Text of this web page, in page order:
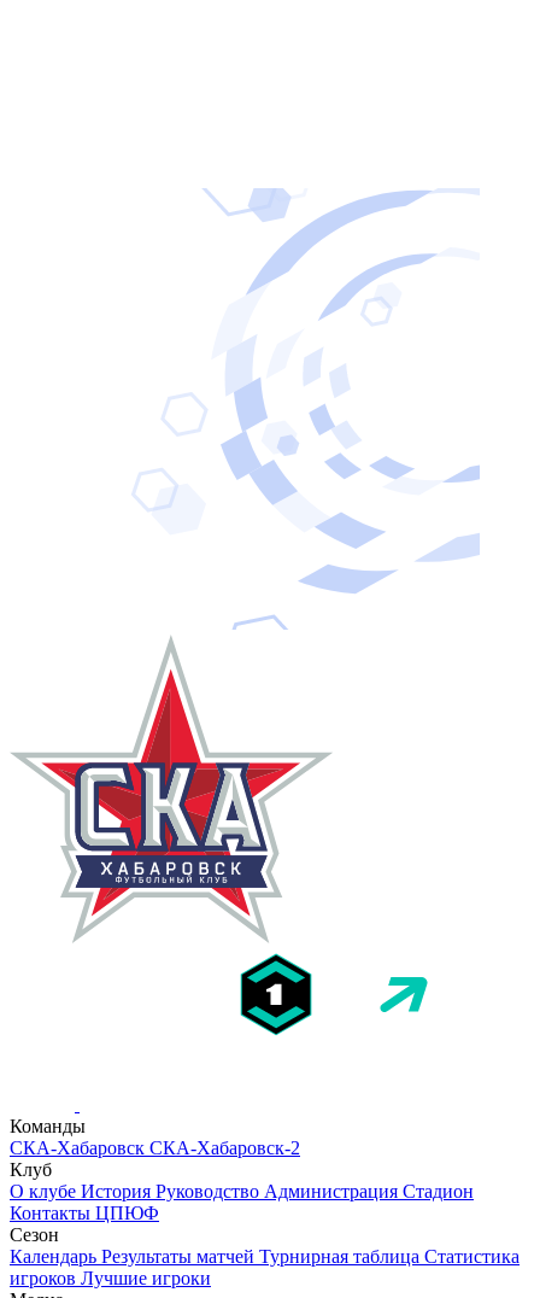
Команды
СКА-Хабаровск СКА-Хабаровск-2
Клуб
О клубе История Руководство Администрация Стадион
Контакты ЦПЮФ
Сезон
Календарь Результаты матчей Турнирная таблица Статистика
игроков Лучшие игроки